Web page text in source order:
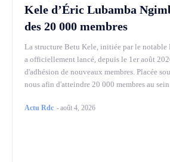
Kele d’Éric Lubamba
des 20 000 membres
La structure Betu Kele, initiée par le notable
a officiellement lancé, depuis le 1er août
d'adhésion de nouveaux membres. Placée
nous afin d'atteindre 20 000 membres au sein...
Actu Rdc -août 4, 2026